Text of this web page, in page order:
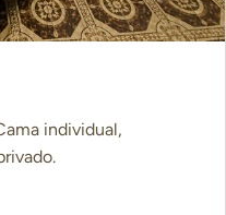
individual,